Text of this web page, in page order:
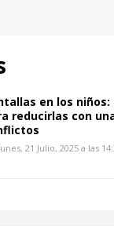
en los
reducirlas con
21 Julio, 2025 a las